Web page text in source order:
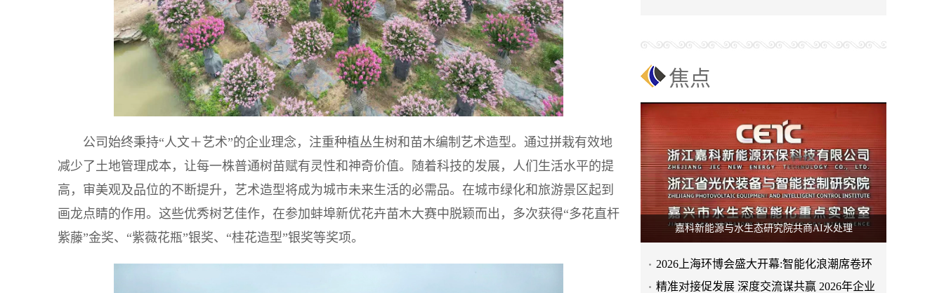
公司始终秉持“人文＋艺术”的企业理念，注重种植丛生树和苗木编制艺术造型。通过拼栽有效地
减少了土地管理成本，让每一株普通树苗赋有灵性和神奇价值。随着科技的发展，人们生活水平的提
高，审美观及品位的不断提升，艺术造型将成为城市未来生活的必需品。在城市绿化和旅游景区起到
画龙点睛的作用。这些优秀树艺佳作，在参加蚌埠新优花卉苗木大赛中脱颖而出，多次获得“多花直杆
紫藤”金奖、“紫薇花瓶”银奖、“桂花造型”银奖等奖项。
焦点
嘉科新能源与水生态研究院共商AI水处理
2026上海环博会盛大开幕:智能化浪潮席卷环
保产业
精准对接促发展 深度交流谋共赢 2026年企业